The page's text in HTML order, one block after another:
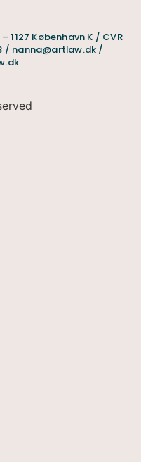
1127 København K / CVR
/ nanna@artlaw.dk /